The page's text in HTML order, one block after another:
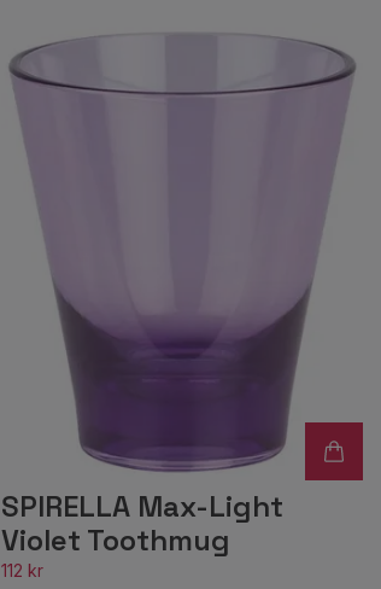
SPIRELLA Max-Light
Violet Toothmug
112 kr